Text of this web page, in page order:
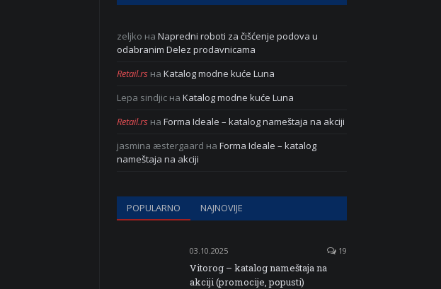
zeljko на Napredni roboti za čišćenje podova u
odabranim Delez prodavnicama
Retail.rs на Katalog modne kuće Luna
Lepa sindjic на Katalog modne kuće Luna
Retail.rs на Forma Ideale – katalog nameštaja na akciji
jasmina æstergaard на Forma Ideale – katalog
nameštaja na akciji
POPULARNO NAJNOVIJE
03.10.2025 19
Vitorog – katalog nameštaja na
akciji (promocije, popusti)